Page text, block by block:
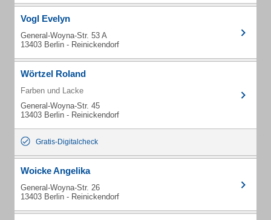
Vogl Evelyn
General-Woyna-Str. 53 A
13403 Berlin - Reinickendorf
Wörtzel Roland
Farben und Lacke
General-Woyna-Str. 45
13403 Berlin - Reinickendorf
Gratis-Digitalcheck
Woicke Angelika
General-Woyna-Str. 26
13403 Berlin - Reinickendorf